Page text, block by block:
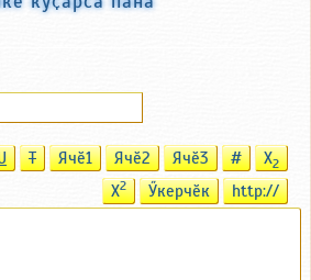
T Ячӗ1 Ячӗ2 Ячӗ3 # X2
X2 Ӳкерчӗк http://